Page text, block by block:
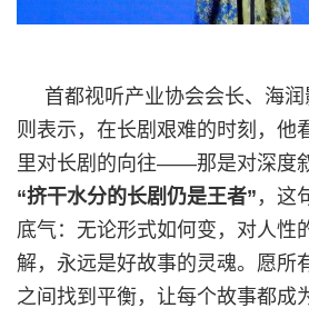
首都视听产业协会会长、海
则表示，在长剧艰难的时刻，他
里对长剧的向往——那是对深度
“挤干水分的长剧仍是王者” ，这
底气：无论形式如何变，对人性
解，永远是好故事的灵魂。愿所
之间找到平衡，让每个故事都成